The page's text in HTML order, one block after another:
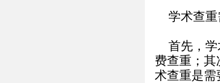
学术查
首先，
费查重；
术查重是